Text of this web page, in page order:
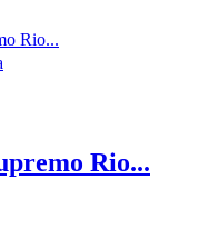
Rio...